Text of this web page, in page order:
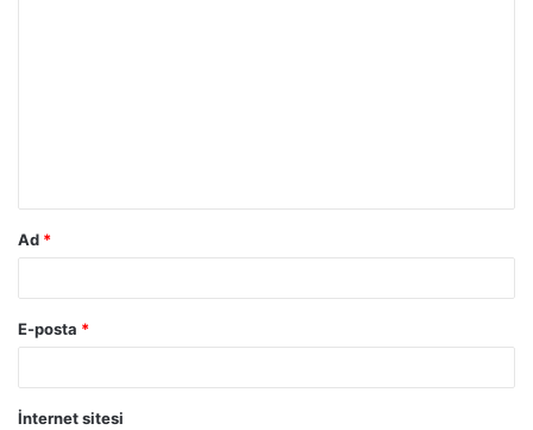
Ad *
E-posta *
İnternet sitesi